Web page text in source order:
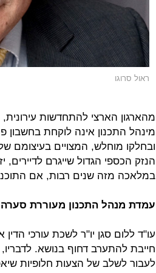
ראול סרוגו
מהארגון הארצי להתחדשות
מינהל התכנון אינה לוקחת בחשבון
ובחלקו מוחלש, המצויים בעיצומם
הנזק הכספי הגדול שייגרם
במלאכה מזה שנים רבות, אם
עמדת מנהל התכנון מעוררת סערה
עו"ד ללום סגן יו"ר לשכת עורכי
חייבת להתערב דחוף בנושא.
לעבור לשלב של הצעות חלופיות